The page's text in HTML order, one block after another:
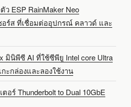
ว ESP RainMaker Neo
ร์ส ที่เชื่อมต่ออุปกรณ์ คลาวด์ และ
มินิพีซี AI ที่ใช้ซีพียู Intel core Ultra
ะกล่องและลองใช้งาน
อร์ Thunderbolt to Dual 10GbE